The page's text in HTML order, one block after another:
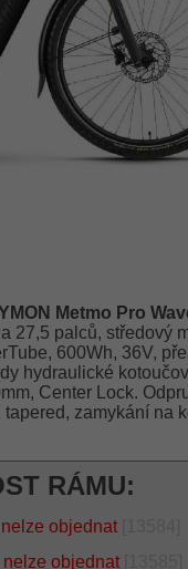
Metmo Pro
27,5 palců, středový
600Wh, 36V,
hydraulické
Center Lock.
zamykání na
RÁMU:
objednat
objednat